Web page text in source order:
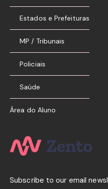
Estados e Prefeituras
MP / Tribunais
Policiais
Saúde
Área do Aluno
Subscribe to our email